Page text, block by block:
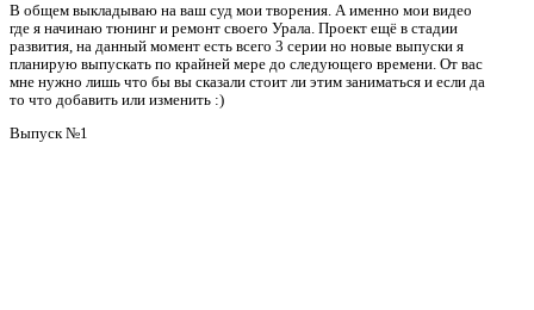
В общем выкладываю на ваш суд мои творения. А именно мои видео
где я начинаю тюнинг и ремонт своего Урала. Проект ещё в стадии
развития, на данный момент есть всего 3 серии но новые выпуски я
планирую выпускать по крайней мере до следующего времени. От вас
мне нужно лишь что бы вы сказали стоит ли этим заниматься и если да
то что добавить или изменить :)
Выпуск №1